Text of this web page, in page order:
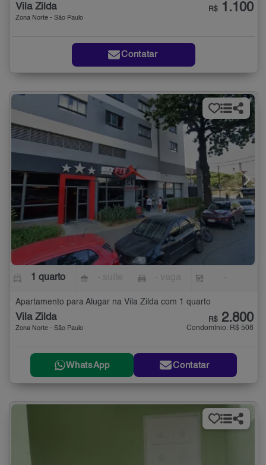
Vila Zilda
Zona Norte - São Paulo
R$ 1.100
Contatar
1 quarto
Apartamento para Alugar na Vila Zilda com 1 quarto
Vila Zilda
Zona Norte - São Paulo
R$ 2.800
Condomínio: R$ 508
WhatsApp Contatar